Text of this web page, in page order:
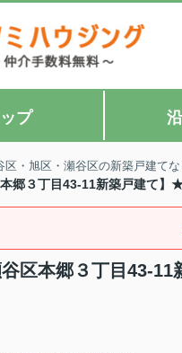
ップ
区・旭区・瀬谷区の新築戸建て
本郷３丁目43-11新築戸建て
谷区本郷３丁目43-